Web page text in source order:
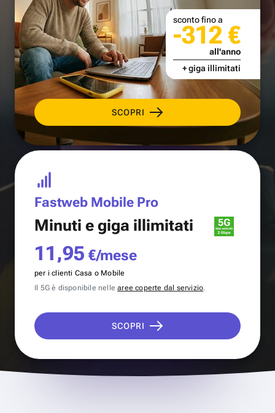
SCOPRI
sconto fino a
-312 €
all'anno
+ giga illimitati
Fastweb Mobile Pro
Minuti e giga illimitati
11,95 €/mese
per i clienti Casa o Mobile
Il 5G è disponibile nellearee coperte dal servizio.
SCOPRI